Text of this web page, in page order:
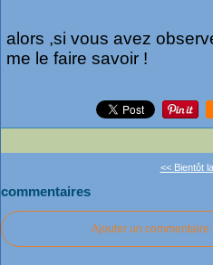
alors ,si vous avez
me le faire savoir !
<< Bientôt
commentaires
Ajouter un commentaire